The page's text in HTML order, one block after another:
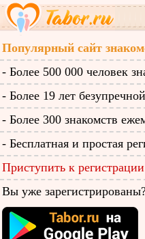
Популярный сайт
- Более 500 000 человек
- Более 19 лет
- Более 300 знакомств
- Бесплатная и простая
Приступить к
Вы уже